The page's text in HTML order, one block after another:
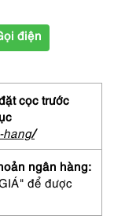
điện
cọc trước
hang/
ngân hàng:
để được